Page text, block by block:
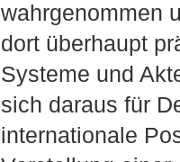
wahrgenommen
dort überhaupt
Systeme und
sich daraus für
internationale